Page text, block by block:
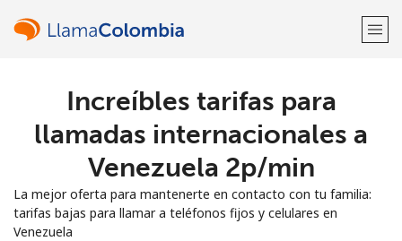
¡Bienvenido!
Regístrate con
Increíbles tarifas para
llamadas internacionales a
Venezuela ⁦2p⁩/min
La mejor oferta para mantenerte en contacto con tu familia:
tarifas bajas para llamar a teléfonos fijos y celulares en
Venezuela